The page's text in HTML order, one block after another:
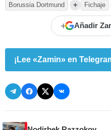
Borussia Dortmund + Fichaje
+ Añadir
¡Lee «Zamin» en